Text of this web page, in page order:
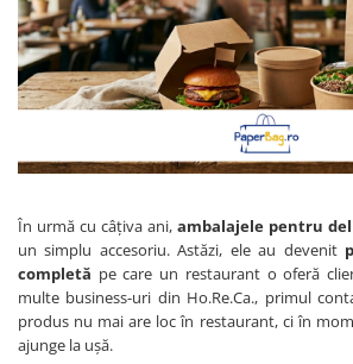
Pungi de hartie ciocolatii
Pungi de hartie mov
Pungi de hartie bordeaux
Cutii cartofi prajiti
Cutii mancare chinezeasca
Boluri supa cu capac de unica
Caserole salata din carton
zahar
Suporti pahare din carton
Barcute din carton
Cutii pentru paste din carton
În urmă cu câțiva ani, ambalajele pentru
un simplu accesoriu. Astăzi, ele au devenit
completă pe care un restaurant o oferă
multe business-uri din Ho.Re.Ca., primul
produs nu mai are loc în restaurant, ci în
ajunge la ușă.